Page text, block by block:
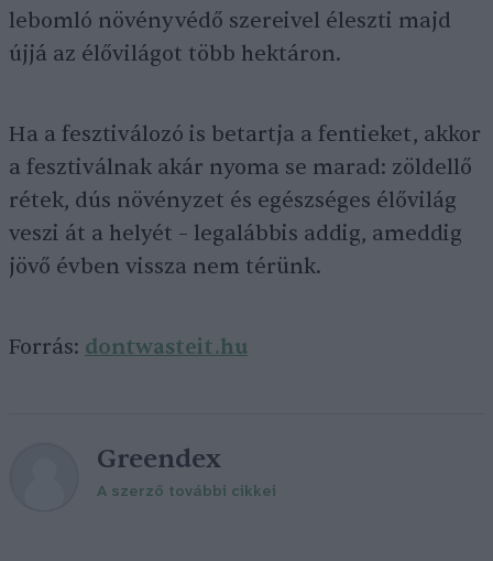
lebomló növényvédő szereivel éleszti majd
újjá az élővilágot több hektáron.
Ha a fesztiválozó is betartja a fentieket, akkor
a fesztiválnak akár nyoma se marad: zöldellő
rétek, dús növényzet és egészséges élővilág
veszi át a helyét – legalábbis addig, ameddig
jövő évben vissza nem térünk.
Forrás: dontwasteit.hu
Greendex
A szerző további cikkei